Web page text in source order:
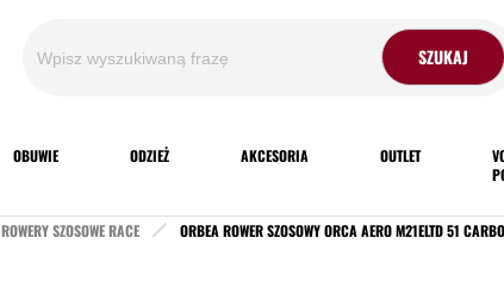
OBUWIE ODZIEŻ AKCESORIA OUTLET
ROWERY SZOSOWE RACE ORBEA ROWER SZOSOWY ORCA AERO M21ELTD 51